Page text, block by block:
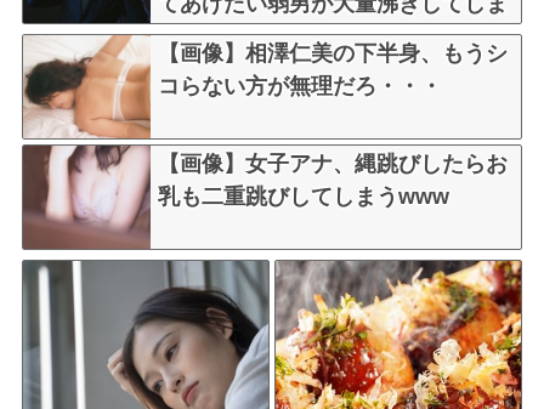
うw w w w w w w w w
【画像】相澤仁美の下半身、もうシ
コらない方が無理だろ・・・
【画像】女子アナ、縄跳びしたらお
乳も二重跳びしてしまうwww